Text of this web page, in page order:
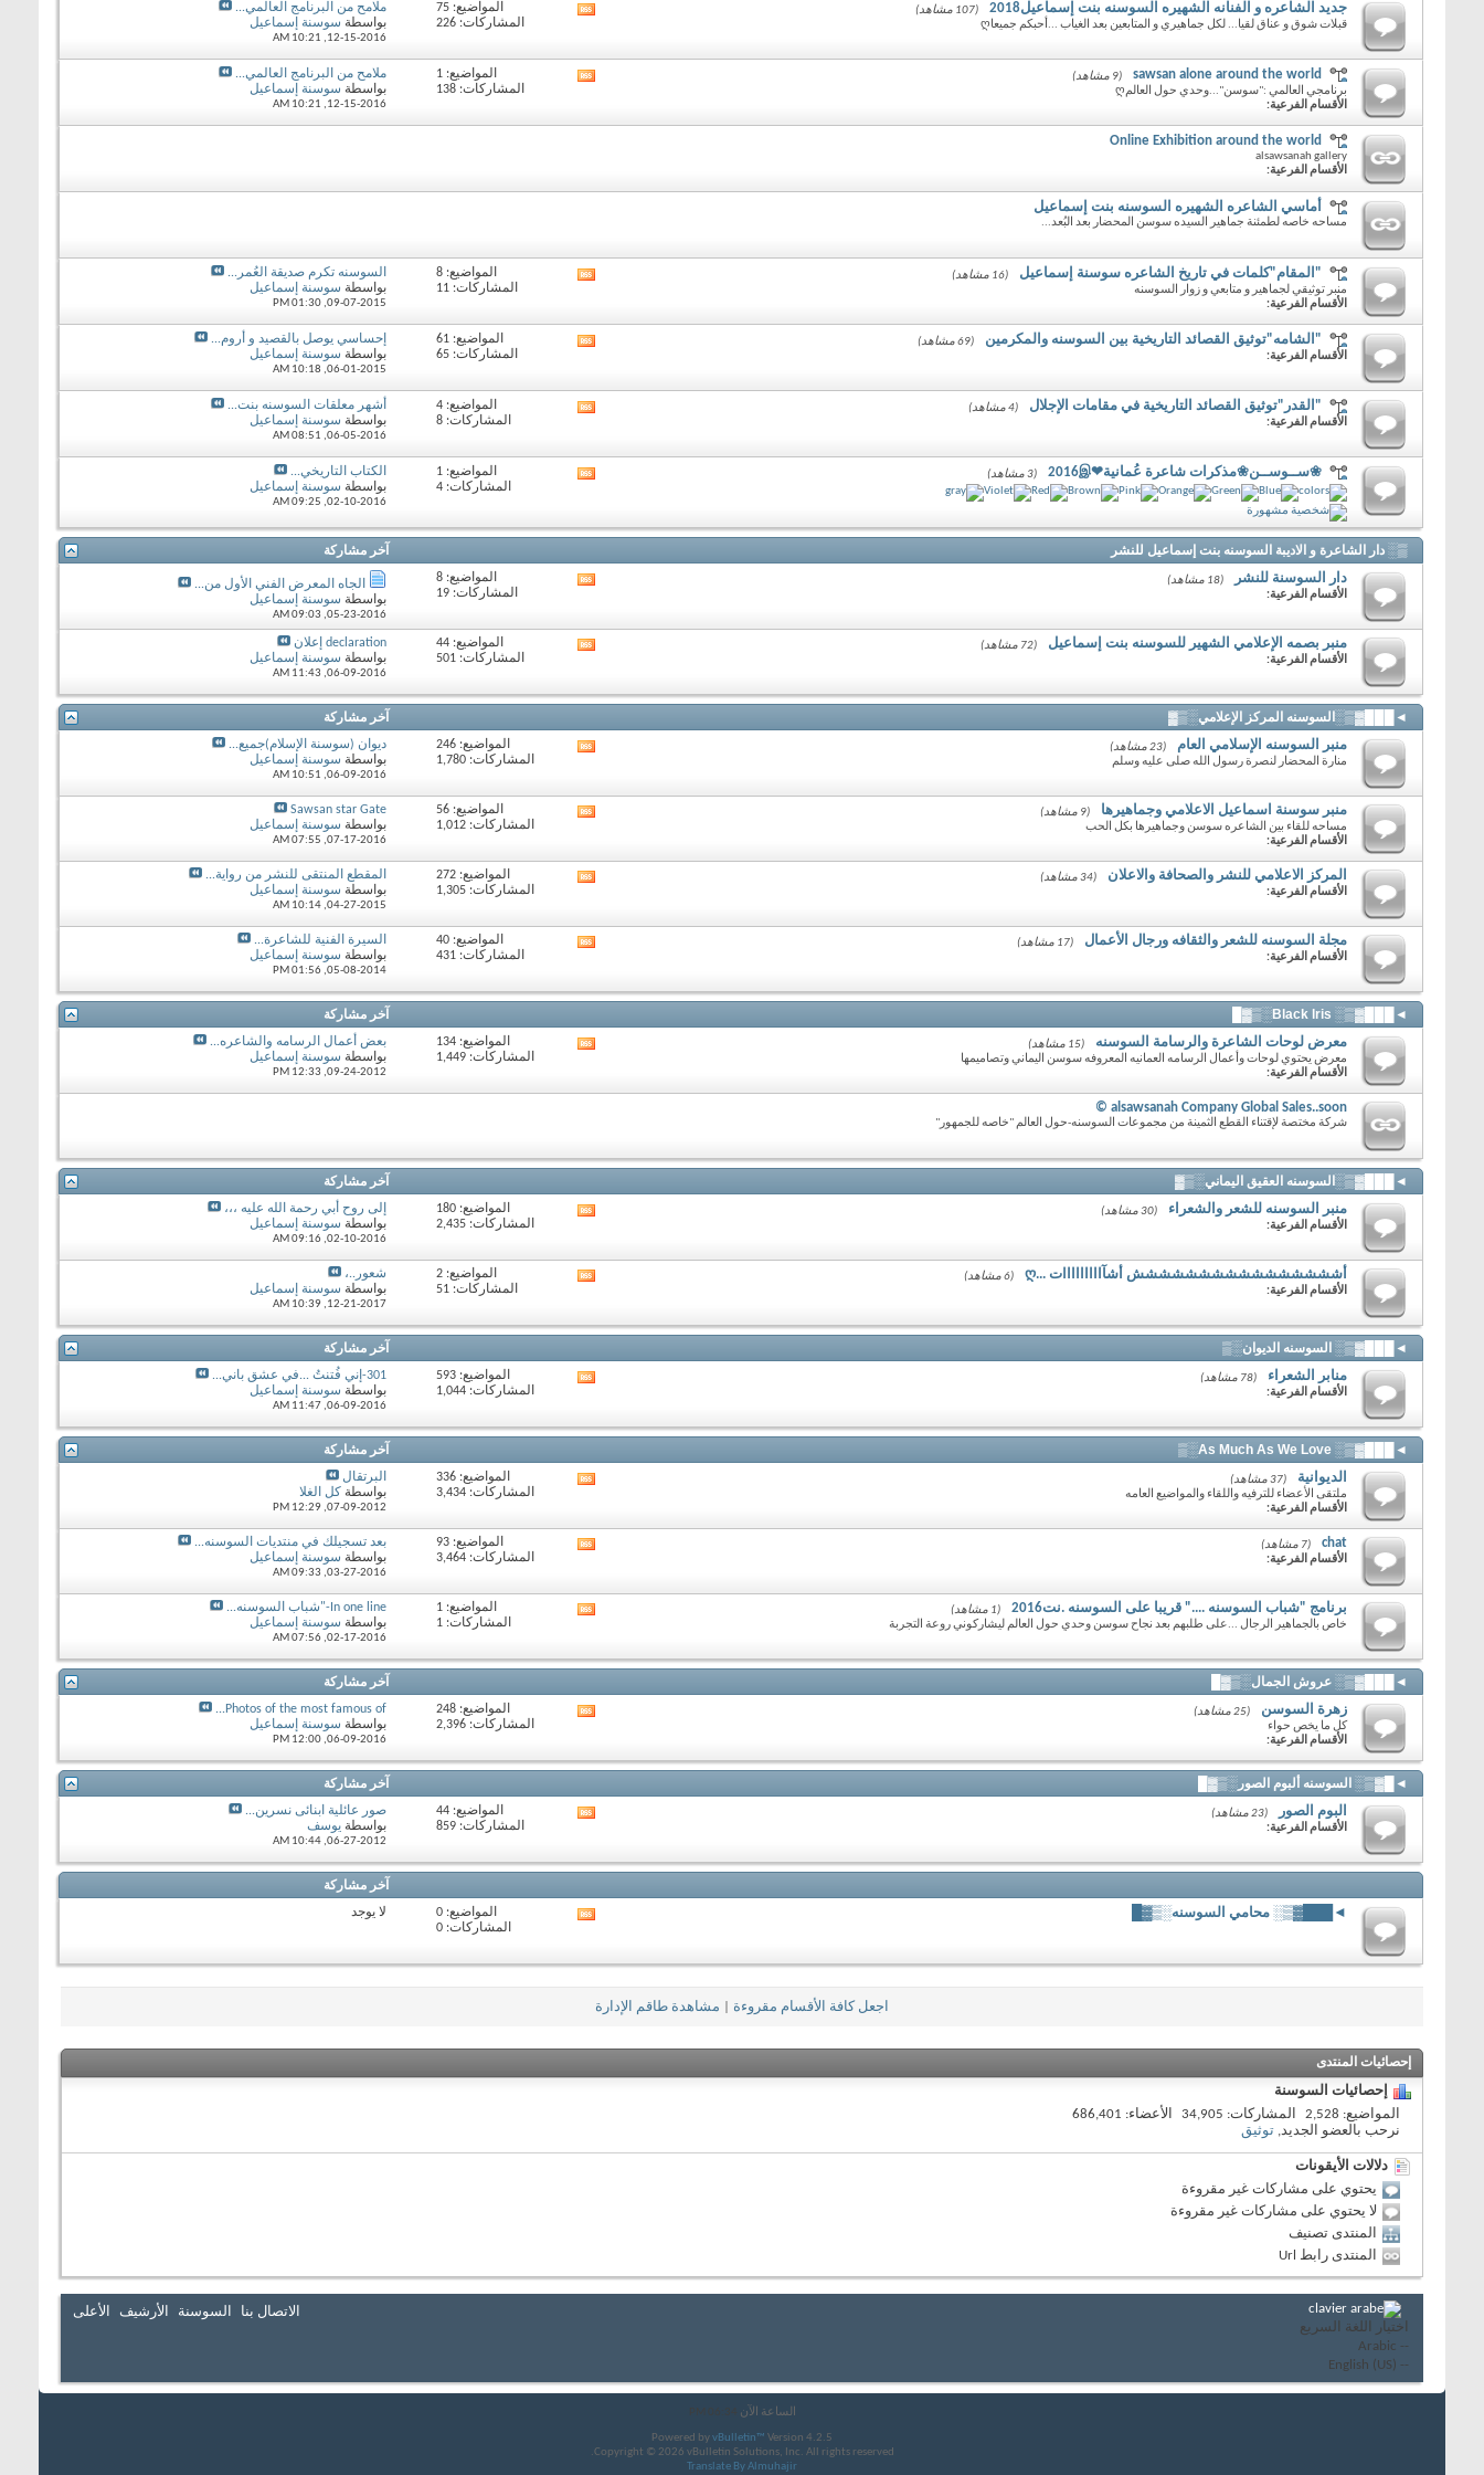
جديد الشاعره و الفنانه الشهيره السوسنه بنت إسماعيل2018
(107 مشاهد)
قبلات شوق و عناق لقيا... لكل جماهيري و المتابعين بعد الغياب ...أحبكم جميعاღ
المنتدى
المواضيع: 75
المشاركات: 226
ملامح من البرنامج العالمي...
بواسطة سوسنة إسماعيل
12-15-2016,
10:21 AM
sawsan alone around the world
(9 مشاهد)
برنامجي العالمي :"سوسن"...وحدي حول العالمღ
الأقسام الفرعية:
المنتدى
المواضيع: 1
المشاركات: 138
ملامح من البرنامج العالمي...
بواسطة سوسنة إسماعيل
12-15-2016,
10:21 AM
Online Exhibition around the world
alsawsanah gallery
الأقسام الفرعية:
أماسي الشاعره الشهيره السوسنه بنت إسماعيل
مساحه خاصه لطمئنة جماهير السيده سوسن المحضار بعد البُعد...
"المقام"كلمات في تاريخ الشاعره سوسنة إسماعيل
(16 مشاهد)
منبر توثيقي لجماهير و متابعي و زوار السوسنه
الأقسام الفرعية:
المنتدى
المواضيع: 8
المشاركات: 11
السوسنه تكرم صديقة العُمر...
بواسطة سوسنة إسماعيل
09-07-2015,
01:30 PM
"الشامه"توثيق القصائد التاريخية بين السوسنه والمكرمين
(69 مشاهد)
الأقسام الفرعية:
المنتدى
المواضيع: 61
المشاركات: 65
إحساسي يوصل بالقصيد و أروم...
بواسطة سوسنة إسماعيل
06-01-2015,
10:18 AM
"القدر"توثيق القصائد التاريخية في مقامات الإجلال
(4 مشاهد)
الأقسام الفرعية:
المنتدى
المواضيع: 4
المشاركات: 8
أشهر معلقات السوسنه بنت...
بواسطة سوسنة إسماعيل
06-05-2016,
08:51 AM
❀ســوســن❀مذكرات شاعرة عُمانية❤2016இ (3 مشاهد)
المنتدى
المواضيع: 1
المشاركات: 4
الكتاب التاريخي...
بواسطة سوسنة إسماعيل
02-10-2016,
09:25 AM
▒░ دار الشاعرة و الاديبة السوسنه بنت إسماعيل للنشر آخر مشاركة
دار السوسنة للنشر
(18 مشاهد)
الأقسام الفرعية:
المنتدى
المواضيع: 8
المشاركات: 19
الجاه المعرض الفني الأول من...
بواسطة سوسنة إسماعيل
05-23-2016,
09:03 AM
منبر بصمه الإعلامي الشهير للسوسنه بنت إسماعيل
(72 مشاهد)
الأقسام الفرعية:
المنتدى
المواضيع: 44
المشاركات: 501
declaration إعلان
بواسطة سوسنة إسماعيل
06-09-2016,
11:43 AM
◄███▓▒░السوسنه المركز الإعلامي░▒▓ آخر مشاركة
منبر السوسنه الإسلامي العام
(23 مشاهد)
منارة المحضار لنصرة رسول الله صلى عليه وسلم
المنتدى
المواضيع: 246
المشاركات: 1,780
ديوان (سوسنة الإسلام)جميع...
بواسطة سوسنة إسماعيل
06-09-2016,
10:51 AM
منبر سوسنة اسماعيل الاعلامي وجماهيرها
(9 مشاهد)
مساحه للقاء بين الشاعره سوسن وجماهيرها بكل الحب
الأقسام الفرعية:
المنتدى
المواضيع: 56
المشاركات: 1,012
Sawsan star Gate
بواسطة سوسنة إسماعيل
07-17-2016,
07:55 AM
المركز الاعلامي للنشر والصحافة والاعلان
(34 مشاهد)
الأقسام الفرعية:
المنتدى
المواضيع: 272
المشاركات: 1,305
المقطع المنتقى للنشر من رواية...
بواسطة سوسنة إسماعيل
04-27-2015,
10:14 AM
مجلة السوسنه للشعر والثقافه ورجال الأعمال
(17 مشاهد)
الأقسام الفرعية:
المنتدى
المواضيع: 40
المشاركات: 431
السيرة الفنية للشاعرة...
بواسطة سوسنة إسماعيل
05-08-2014,
01:56 PM
◄███▓▒░ Black lris░▒▓█ آخر مشاركة
معرض لوحات الشاعرة والرسامة السوسنه
(15 مشاهد)
معرض يحتوي لوحات وأعمال الرسامه العمانيه المعروفه سوسن اليماني وتصاميمها
الأقسام الفرعية:
المنتدى
المواضيع: 134
المشاركات: 1,449
بعض أعمال الرسامه والشاعره...
بواسطة سوسنة إسماعيل
09-24-2012,
12:33 PM
alsawsanah Company Global Sales..soon ©
شركة مختصة لإقتناء القطع الثمينة من مجموعات السوسنه-حول العالم "خاصه للجمهور"
◄███▓▒░السوسنه العقيق اليماني░▒▓ آخر مشاركة
منبر السوسنه للشعر والشعراء
(30 مشاهد)
الأقسام الفرعية:
المنتدى
المواضيع: 180
المشاركات: 2,435
إلى روح أبي رحمة الله عليه ،،،
بواسطة سوسنة إسماعيل
02-10-2016,
09:16 AM
أشششششششششششششششش أشآااااااااات ...ღ
(6 مشاهد)
الأقسام الفرعية:
المنتدى
المواضيع: 2
المشاركات: 51
شعور..،
بواسطة سوسنة إسماعيل
12-21-2017,
10:39 AM
◄███▓▒░ السوسنه الديوان░▒ آخر مشاركة
منابر الشعراء
(78 مشاهد)
الأقسام الفرعية:
المنتدى
المواضيع: 593
المشاركات: 1,044
301-إني فُتنتُ ...في عشق باني...
بواسطة سوسنة إسماعيل
06-09-2016,
11:47 AM
◄███▓▒░ As Much As We Love░▒ آخر مشاركة
الديوانية
(37 مشاهد)
ملتقى الأعضاء للترفيه واللقاء والمواضيع العامه
الأقسام الفرعية:
المنتدى
المواضيع: 336
المشاركات: 3,434
البرتقال
بواسطة كل الغلا
07-09-2012,
12:29 PM
chat
(7 مشاهد)
الأقسام الفرعية:
المنتدى
المواضيع: 93
المشاركات: 3,464
بعد تسجيلك في منتديات السوسنه...
بواسطة سوسنة إسماعيل
03-27-2016,
09:33 AM
برنامج "شباب السوسنه ...." قريبا على السوسنه .نت2016
(1 مشاهد)
خاص بالجماهير الرجال ...على طلبهم بعد نجاح سوسن وحدي حول العالم ليشاركوني روعة التجربة
المنتدى
المواضيع: 1
المشاركات: 1
In one line-"شباب السوسنه...
بواسطة سوسنة إسماعيل
02-17-2016,
07:56 AM
◄███▓▒░ عروش الجمال░▒▓█ آخر مشاركة
زهرة السوسن
(25 مشاهد)
كل ما يخص حواء
الأقسام الفرعية:
المنتدى
المواضيع: 248
المشاركات: 2,396
Photos of the most famous of...
بواسطة سوسنة إسماعيل
06-09-2016,
12:00 PM
◄█▓▒░ السوسنه ألبوم الصور░▒▓█ آخر مشاركة
البوم الصور
(23 مشاهد)
الأقسام الفرعية:
المنتدى
المواضيع: 44
المشاركات: 859
صور عائلية ابنائى نسرين...
بواسطة يوسف
06-27-2012,
10:44 AM
آخر مشاركة
◄███▓▒░ محامي السوسنه░▒▓█
المنتدى
المواضيع: 0
المشاركات: 0
لا يوجد
اجعل كافة الأقسام مقروءة مشاهدة طاقم الإدارة
إحصائيات المنتدى
إحصائيات السوسنة
المواضيع 2,528 المشاركات 34,905 الأعضاء
686,401
نرحب بالعضو الجديد, توثيق
دلالات الأيقونات
يحتوي على مشاركات غير مقروءة
لا يحتوي على مشاركات غير مقروءة
المنتدى تصنيف
المنتدى رابط Url
الاتصال بنا السوسنة الأرشيف الأعلى
الساعة الآن
Powered byvBulletin™ Version 4.2.5
Copyright © 2026 vBulletin Solutions, Inc. All rights reserved.
Translate By Almuhajir